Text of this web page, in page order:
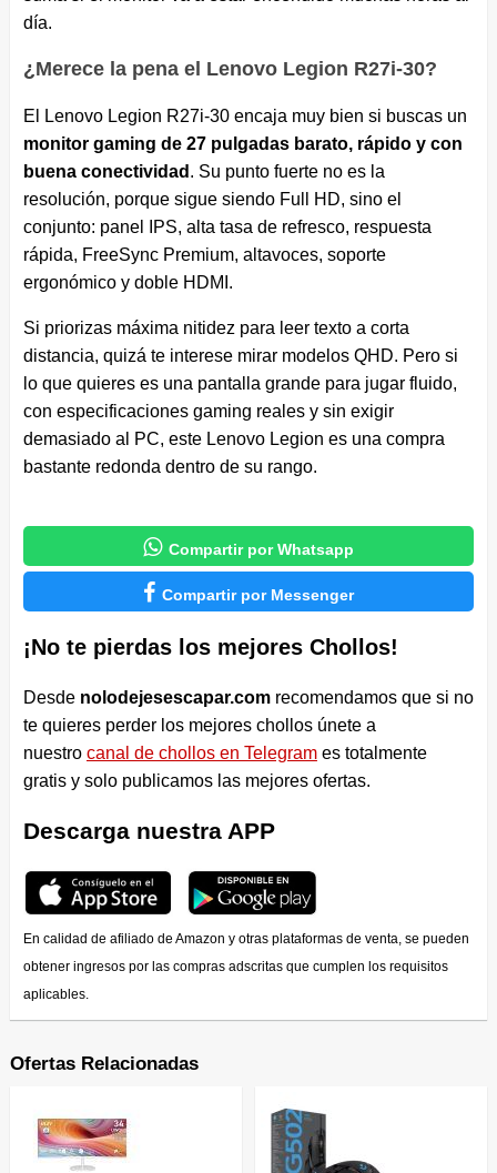
día.
¿Merece la pena el Lenovo Legion R27i-30?
El Lenovo Legion R27i-30 encaja muy bien si buscas un
monitor gaming de 27 pulgadas barato, rápido y con
buena conectividad . Su punto fuerte no es la
resolución, porque sigue siendo Full HD, sino el
conjunto: panel IPS, alta tasa de refresco, respuesta
rápida, FreeSync Premium, altavoces, soporte
ergonómico y doble HDMI.
Si priorizas máxima nitidez para leer texto a corta
distancia, quizá te interese mirar modelos QHD. Pero si
lo que quieres es una pantalla grande para jugar fluido,
con especificaciones gaming reales y sin exigir
demasiado al PC, este Lenovo Legion es una compra
bastante redonda dentro de su rango.
 Compartir por Whatsapp
 Compartir por Messenger
¡No te pierdas los mejores Chollos!
Desde nolodejesescapar.comrecomendamos que si no
te quieres perder los mejores chollos únete a
nuestro canal de chollos en Telegrames totalmente
gratis y solo publicamos las mejores ofertas.
Descarga nuestra APP
En calidad de afiliado de Amazon y otras plataformas de venta, se pueden
obtener ingresos por las compras adscritas que cumplen los requisitos
aplicables.
Ofertas Relacionadas